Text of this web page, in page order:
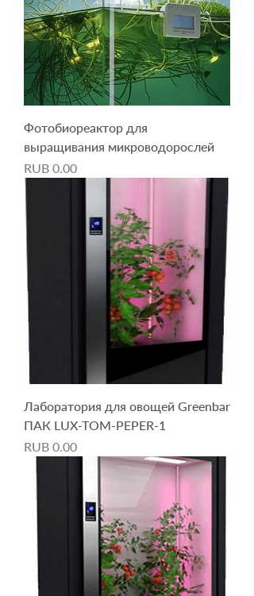
Фотобиореактор для
выращивания микроводорослей
Price
RUB 0.00
Лаборатория для овощей Greenbar
ПАК LUX-TOM-PEPER-1
Price
RUB 0.00